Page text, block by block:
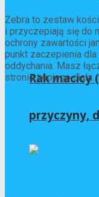
Rak macicy
przyczyny,
Żebra to zestaw
i przyczepiają się do
ochrony zawartości
punkt zaczepienia
oddychania. Masz
stronie twojego ciała.